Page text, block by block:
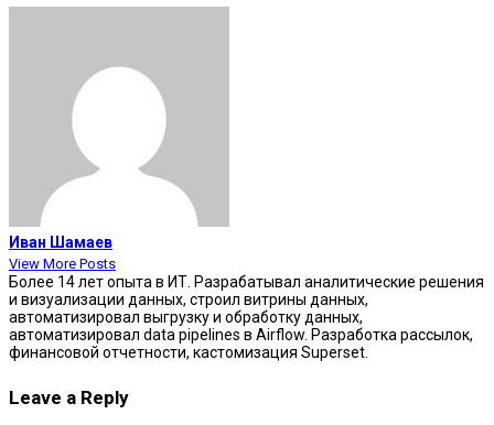
Иван Шамаев
View More Posts
Более 14 лет опыта в ИТ. Разрабатывал аналитические решения
и визуализации данных, строил витрины данных,
автоматизировал выгрузку и обработку данных,
автоматизировал data pipelines в Airflow. Разработка рассылок,
финансовой отчетности, кастомизация Superset.
Leave a Reply